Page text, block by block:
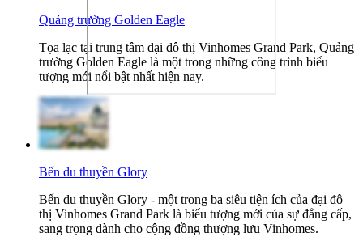
Quảng trường Golden Eagle
Tọa lạc tại trung tâm đại đô thị Vinhomes Grand Park, Quảng
trường Golden Eagle là một trong những công trình biểu
tượng mới nổi bật nhất hiện nay.
Bến du thuyền Glory
Bến du thuyền Glory - một trong ba siêu tiện ích của đại đô
thị Vinhomes Grand Park là biểu tượng mới của sự đẳng cấp,
sang trọng dành cho cộng đồng thượng lưu Vinhomes.